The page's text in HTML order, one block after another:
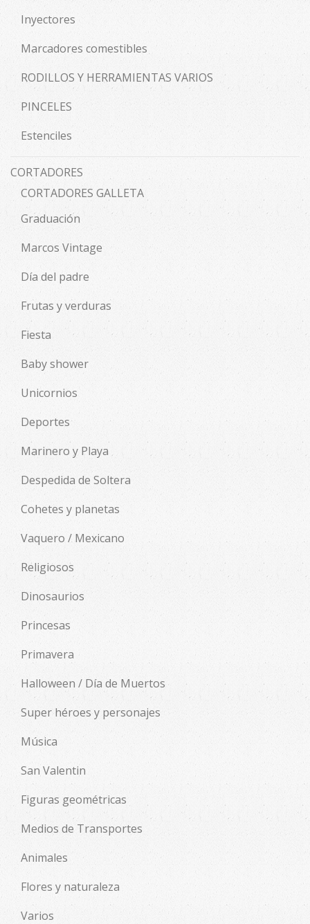
Inyectores
Marcadores comestibles
RODILLOS Y HERRAMIENTAS VARIOS
PINCELES
Estenciles
CORTADORES
CORTADORES GALLETA
Graduación
Marcos Vintage
Día del padre
Frutas y verduras
Fiesta
Baby shower
Unicornios
Deportes
Marinero y Playa
Despedida de Soltera
Cohetes y planetas
Vaquero / Mexicano
Religiosos
Dinosaurios
Princesas
Primavera
Halloween / Día de Muertos
Super héroes y personajes
Música
San Valentin
Figuras geométricas
Medios de Transportes
Animales
Flores y naturaleza
Varios